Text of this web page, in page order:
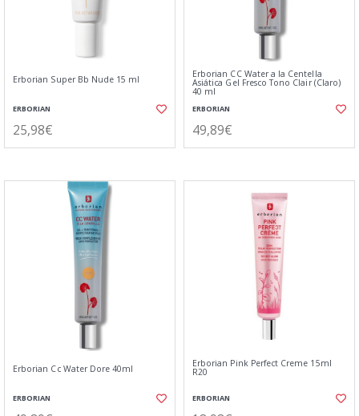
Erborian Super Bb Nude 15 ml
ERBORIAN
25,98€
Erborian CC Water a la Centella
Asiática Gel Fresco Tono Clair (Claro)
40 ml
ERBORIAN
49,89€
Erborian Cc Water Dore 40ml
ERBORIAN
Erborian Pink Perfect Creme 15ml
R20
ERBORIAN